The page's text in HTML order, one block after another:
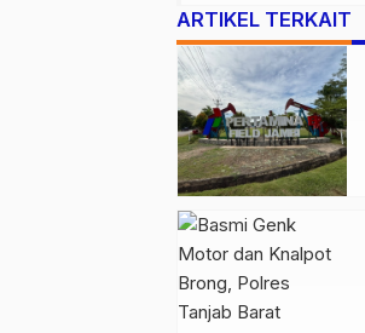
ARTIKEL TERKAIT